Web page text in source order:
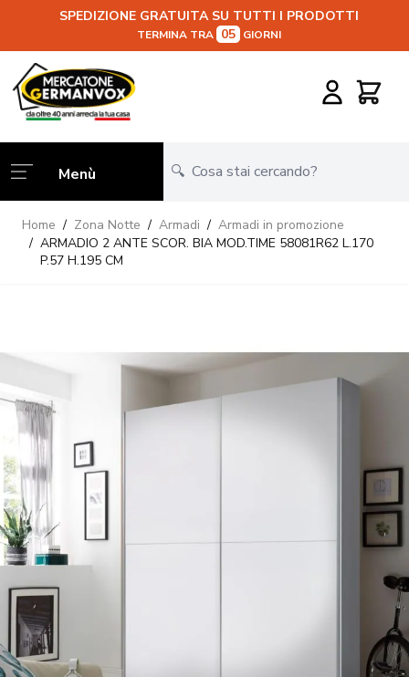
SPEDIZIONE GRATUITA SU TUTTI I PRODOTTI
TERMINA TRA 05 GIORNI
Salta al contenuto
Carrello
Menù
Home / Zona Notte / Armadi / Armadi in promozione
/ ARMADIO 2 ANTE SCOR. BIA MOD.TIME 58081R62 L.170
P.57 H.195 CM